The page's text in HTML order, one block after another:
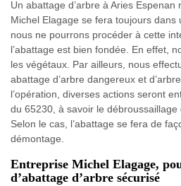
Un abattage d’arbre à Aries Espenan
Michel Elagage se fera toujours dans
nous ne pourrons procéder à cette
l’abattage est bien fondée. En effet,
les végétaux. Par ailleurs, nous
abattage d’arbre dangereux et
l’opération, diverses actions seront
du 65230, à savoir le
Selon le cas, l’abattage se fera de
démontage.
Entreprise Michel Elagage,
d’abattage d’arbre sécurisé